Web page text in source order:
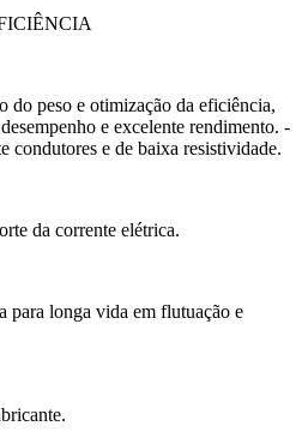
do peso e otimização da eficiência,
e excelente rendimento. -
condutores e de baixa resistividade.
da corrente elétrica.
para longa vida em flutuação e